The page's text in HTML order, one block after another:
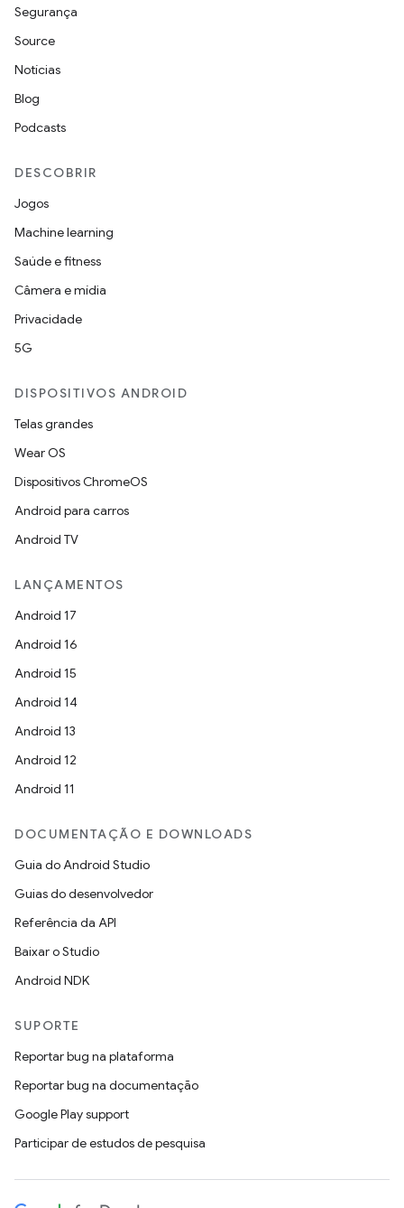
Segurança
Source
Notícias
Blog
Podcasts
DESCOBRIR
Jogos
Machine learning
Saúde e fitness
Câmera e mídia
Privacidade
5G
DISPOSITIVOS ANDROID
Telas grandes
Wear OS
Dispositivos ChromeOS
Android para carros
Android TV
LANÇAMENTOS
Android 17
Android 16
Android 15
Android 14
Android 13
Android 12
Android 11
DOCUMENTAÇÃO E DOWNLOADS
Guia do Android Studio
Guias do desenvolvedor
Referência da API
Baixar o Studio
Android NDK
SUPORTE
Reportar bug na plataforma
Reportar bug na documentação
Google Play support
Participar de estudos de pesquisa